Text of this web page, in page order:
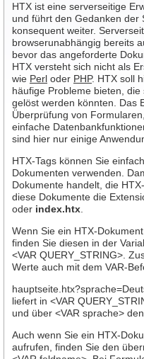
Order Status
Support
FAQ
MicroRack Server
Web Hosting Accounts
Basic CGI-Service
Email
Allgemeines
CGI/Scripting
HTX
Perl/CGI
PHP
SSI
Angepasste Lösungen
Downloads
Kreditkartenzahlung
HTX ist eine serverseitige
und führt den Gedanken der
konsequent weiter.
browserunabhängig bereits
bevor das angeforderte
HTX versteht sich nicht als
wie Perl oder PHP. HTX soll
häufige Probleme bieten,
gelöst werden könnten. Das
Überprüfung von
einfache
sind hier nur einige
HTX-Tags können Sie
Dokumenten verwenden.
Dokumente handelt, die
diese Dokumente die
oder index.htx
Wenn Sie ein HTX-
finden Sie diesen in der
<VAR QUERY_STRING>.
Werte auch mit dem VAR-
liefert in <VAR
und über <VAR sprache>
Auch wenn Sie ein HTX-
aufrufen, finden Sie den